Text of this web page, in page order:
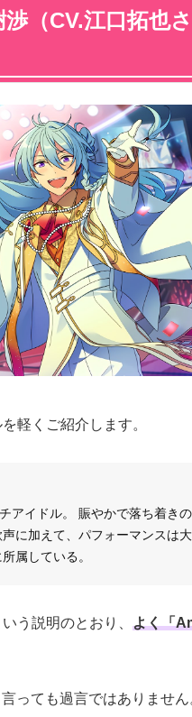
渉（CV.江口拓也
軽くご紹介します。
アイドル。 賑やかで落ち着き
に加えて、パフォーマンスは
属している。
う説明のとおり、 よく「
っても過言ではありません